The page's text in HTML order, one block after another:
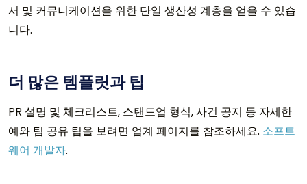
서 및 커뮤니케이션을 위한 단일 생산성 계층을 얻을 수 있습
니다.
더 많은 템플릿과 팁
PR 설명 및 체크리스트, 스탠드업 형식, 사건 공지 등 자세한
예와 팀 공유 팁을 보려면 업계 페이지를 참조하세요. 소프트
웨어 개발자.